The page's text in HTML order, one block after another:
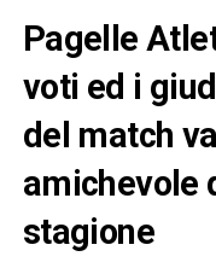
Pagelle
voti ed i
del match
amichevole
stagione